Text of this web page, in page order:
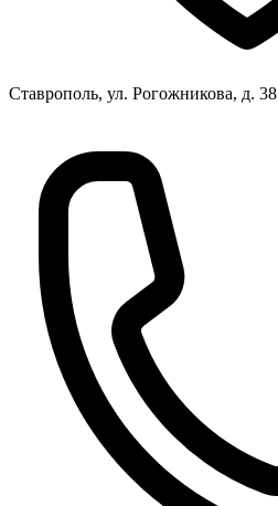
Ставрополь, ул. Рогожникова, д. 38